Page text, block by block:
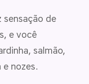
sensação de
e você
salmão,
e nozes.